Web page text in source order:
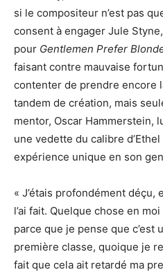
si le compositeur n’est pas
consent à engager Jule
pour Gentlemen Prefer
faisant contre mauvaise
contenter de prendre encore
tandem de création, mais
mentor, Oscar Hammerstein,
une vedette du calibre
expérience unique en son
« J’étais profondément déçu,
l’ai fait. Quelque chose en
parce que je pense que c’est
première classe, quoique je
fait que cela ait retardé ma